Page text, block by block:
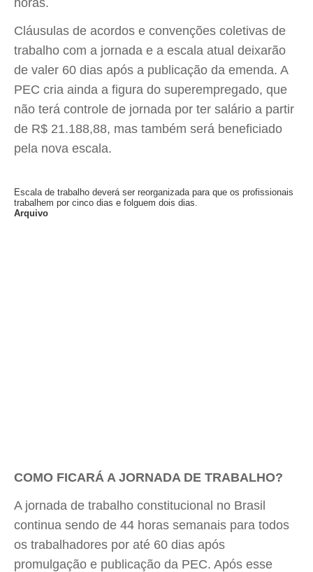
horas.
Cláusulas de acordos e convenções coletivas de
trabalho com a jornada e a escala atual deixarão
de valer 60 dias após a publicação da emenda. A
PEC cria ainda a figura do superempregado, que
não terá controle de jornada por ter salário a partir
de R$ 21.188,88, mas também será beneficiado
pela nova escala.
Escala de trabalho deverá ser reorganizada para que os profissionais
trabalhem por cinco dias e folguem dois dias.
Arquivo
COMO FICARÁ A JORNADA DE TRABALHO?
A jornada de trabalho constitucional no Brasil
continua sendo de 44 horas semanais para todos
os trabalhadores por até 60 dias após
promulgação e publicação da PEC. Após esse